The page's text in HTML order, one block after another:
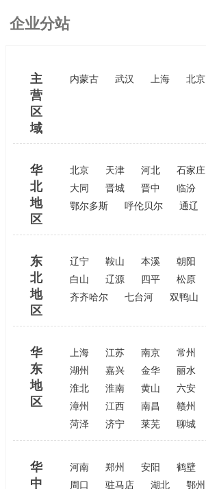
企业分站
主
营
区
域
内蒙古 武汉 上海 北京
华
北
地
区
北京 天津 河北 石家庄
大同
晋城 晋中 临汾
鄂尔多斯
呼伦贝尔 通辽
东
北
地
区
辽宁 鞍山 本溪 朝阳
白山
辽源 四平 松原
齐齐哈尔
七台河 双鸭山
华
东
地
区
上海 江苏 南京 常州
湖州
嘉兴 金华 丽水
淮北
淮南 黄山 六安
漳州
江西 南昌 赣州
菏泽
济宁 莱芜 聊城
华
中
河南 郑州 安阳 鹤壁
周口
驻马店 湖北 鄂州